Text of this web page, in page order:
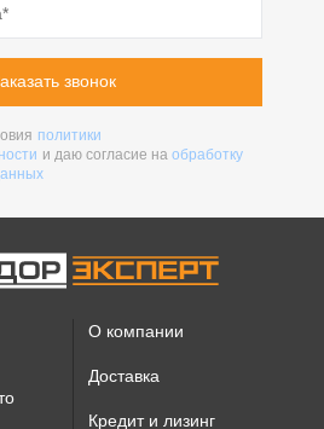
звонок
политики
и даю согласие на обработку
О компании
Доставка
Кредит и лизинг